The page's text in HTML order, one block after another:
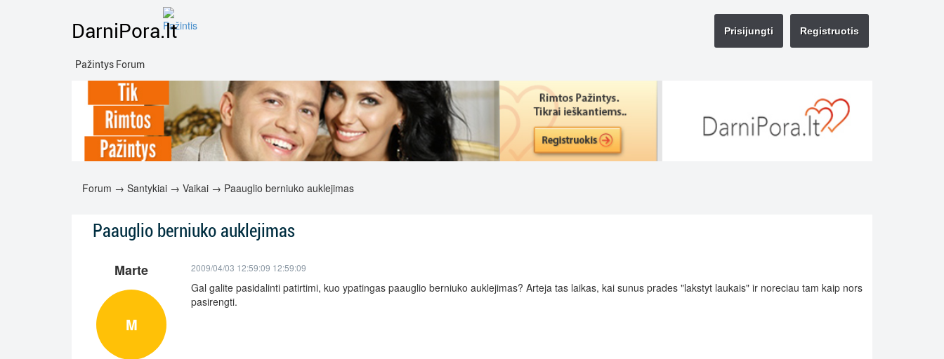
DarniPora.lt
Pažintys Forum
Registruotis
Prisijungti
Forum → Santykiai → Vaikai → Paauglio berniuko auklejimas
Paauglio berniuko auklejimas
Marte
M
2009/04/03 12:59:09 12:59:09
Gal galite pasidalinti patirtimi, kuo ypatingas paauglio berniuko auklejimas? Arteja tas laikas, kai sunus prades "lakstyt laukais" ir noreciau tam kaip nors
pasirengti.